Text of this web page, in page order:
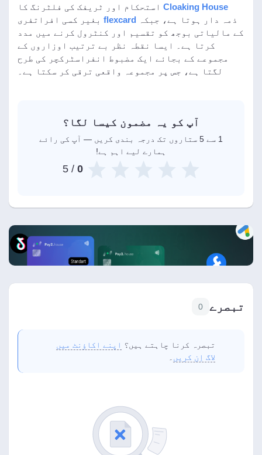
Cloaking House استحکام اور ٹریفک کی فلٹرنگ کا
ذمہ دار ہوتا ہے، جبکہ
flexcard بغیر کسی افراتفری
کے مالیاتی بوجھ کو تقسیم اور کنٹرول کرنے میں مدد
کرتا ہے۔ ایسا نقطہ نظر بے ترتیب اوزاروں کے
مجموعے کے بجائے ایک مضبوط انفراسٹرکچر کی طرح
لگتا ہے، جس پر مجموعہ واقعی ترقی کر سکتا ہے۔
آپ کو یہ مضمون کیسا لگا؟
1 سے 5 ستاروں تک درجہ بندی کریں — آپ کی رائے
ہمارے لیے اہم ہے!
0
/ 5
تبصرے 0
تبصرہ کرنا چاہتے ہیں؟ اپنے اکاؤنٹ میں
لاگ اِن کریں۔